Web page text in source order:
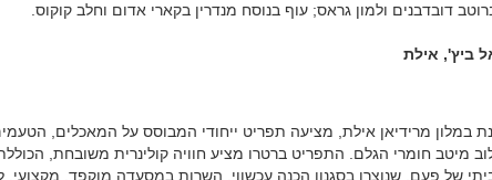
דובדבנים ולמון גראס; עוף בנוסח מנדרין בקארי אדום וחלב קוקוס.
ביץ', אילת
במלון מרידיאן אילת, מציעה תפריט ייחודי המבוסס על המאכלים,
מיטב חומרי הגלם. התפריט ברטרו מציע חוויה קולינרית משובחת,
של פעם, שנוצרו בסגנון הכנה עכשווי. השרות במסעדה מוקפד, מקצועי,